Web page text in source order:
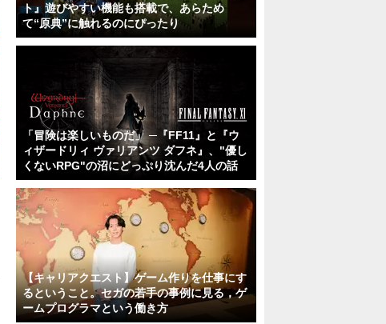
ト』遊びやすい機能も搭載で、あらため
て“原典”に触れるのにぴったり
「冒険は楽しいものだ」 ─『FF11』と『ウ
ィザードリィ ヴァリアンツ ダフネ』、"優し
くないRPG"の沼にどっぷり沈んだ4人の話
【キャリアクエスト】ゲーム作りを仕事にす
るということ。セガの若手の事例に見る，ゲ
ームプログラマという働き方